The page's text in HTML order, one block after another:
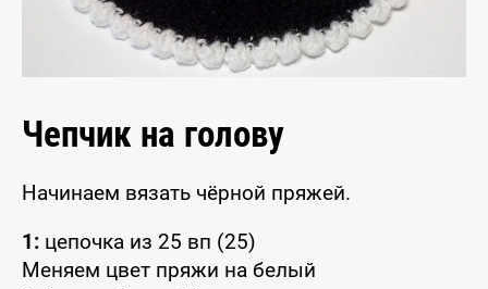
Чепчик на голову
Начинаем вязать чёрной пряжей.
1: цепочка из 25 вп (25)
Меняем цвет пряжи на белый